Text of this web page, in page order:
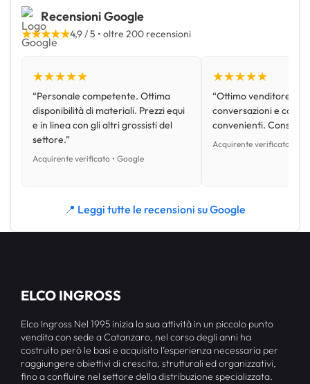
Recensioni Google
★★★★★4,9 / 5 • oltre 200 recensioni
★★★★★
“Personale competente. Ottima
disponibilità di materiali. Prezzi equi
e in linea con gli altri grossisti del
settore.”
Acquirente verificato • Google
★★★★★
“Ottimo venditore,
conversazioni e con
convenienti.
Acquirente verificato •
📍 Leggi tutte le recensioni su Google
ELCO INGROSS
Elco Ingross Nel 1995 inizia la sua attività in un piccolo punto
vendita con sede a Catanzaro, nel corso degli anni ha
costruito però le basi e acquisito l’esperienza necessaria per
raggiungere obiettivi di crescita, strutturali ed organizzativi,
fino a confluire nel settore della distribuzione specializzata.